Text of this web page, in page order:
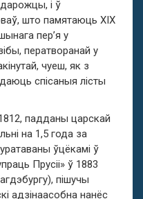
і ў
што памятаюць ХІХ
пер’я у
ператворанай у
чуеш, як з
спісаныя лісты
падданы царскай
на 1,5 года за
ўцёкамі ў
Прусіі» ў 1883
пішучы
адзінаасобна нанёс